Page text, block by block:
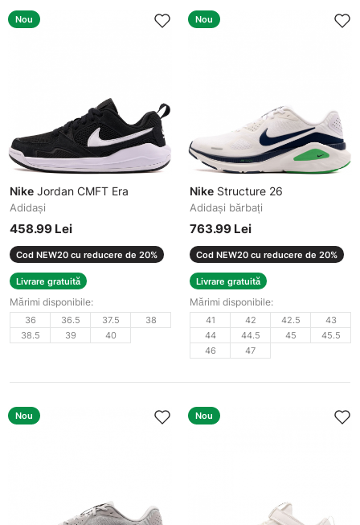
Nou
Nike Jordan CMFT Era
Adidași
458.99 Lei
Cod NEW20 cu reducere de 20%
Livrare gratuită
Mărimi disponibile:
36 36.5 37.5
38
38.5
39 40
Nou
Nike Structure 26
Adidași bărbați
763.99 Lei
Cod NEW20 cu reducere de 20%
Livrare gratuită
Mărimi disponibile:
41 42 42.5
43
44
44.5 45
45.5
46
47
Nou Nou